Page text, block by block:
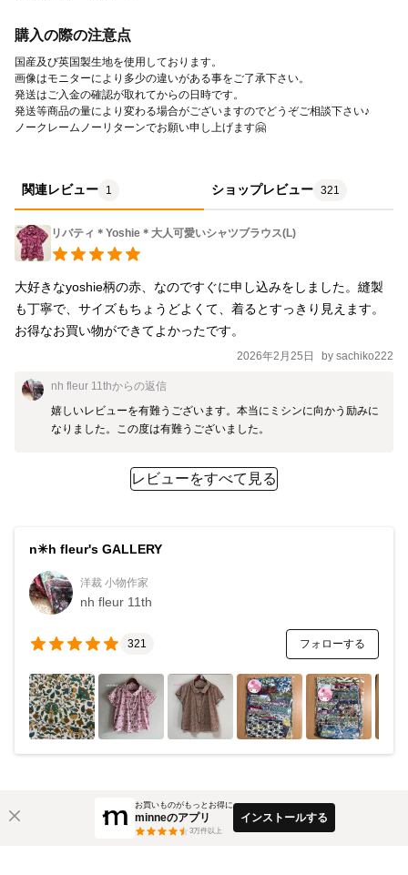
購入の際の注意点
国産及び英国製生地を使用しております。
画像はモニターにより多少の違いがある事をご了承下さい。
発送はご入金の確認が取れてからの日時です。
発送等商品の量により変わる場合がございますのでどうぞご相談下さい♪
ノークレームノーリターンでお願い申し上げます🤗
関連レビュー 1 ショップレビュー 321
リバティ＊Yoshie＊大人可愛いシャツブラウス(L)
大好きなyoshie柄の赤、なのですぐに申し込みをしました。縫製
も丁寧で、サイズもちょうどよくて、着るとすっきり見えます。
2026年2月25日 by sachiko222
nh fleur 11thからの返信
嬉しいレビューを有難うございます。本当にミシンに向かう励みに
なりました。この度は有難うございました。
レビューをすべて見る
n✳︎h fleur's GALLERY
洋裁 小物作家
nh fleur 11th
321 フォローする
お買いものがもっとお得に
minneのアプリ
3万件以上
インストールする